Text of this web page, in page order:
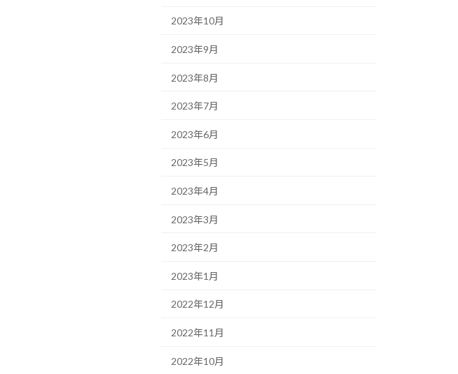
2023年10月
2023年9月
2023年8月
2023年7月
2023年6月
2023年5月
2023年4月
2023年3月
2023年2月
2023年1月
2022年12月
2022年11月
2022年10月